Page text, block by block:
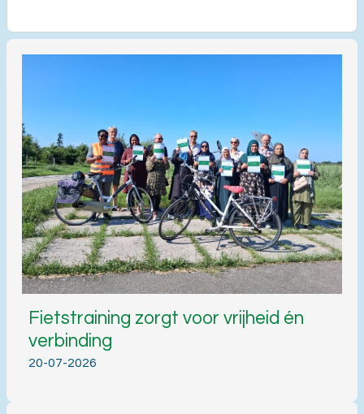
Fietstraining zorgt voor vrijheid én
verbinding
20-07-2026